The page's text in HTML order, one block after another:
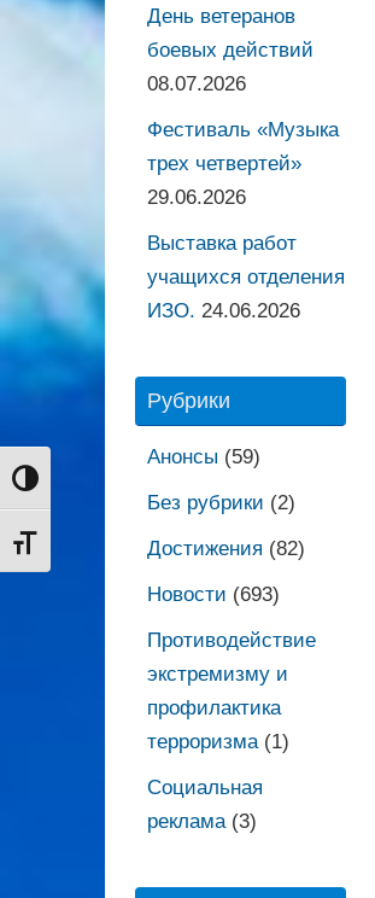
Переключить на высокую контрастность
Переключить на увеличенный шрифт
День ветеранов
боевых действий
08.07.2026
Фестиваль «Музыка
трех четвертей»
29.06.2026
Выставка работ
учащихся отделения
ИЗО. 24.06.2026
Рубрики
Анонсы (59)
Без рубрики (2)
Достижения (82)
Новости (693)
Противодействие
экстремизму и
профилактика
терроризма(1)
Социальная
реклама(3)